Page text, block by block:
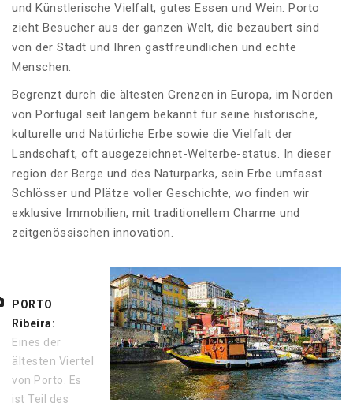
und Künstlerische Vielfalt, gutes Essen und Wein. Porto
zieht Besucher aus der ganzen Welt, die bezaubert sind
von der Stadt und Ihren gastfreundlichen und echte
Menschen.
Begrenzt durch die ältesten Grenzen in Europa, im Norden
von Portugal seit langem bekannt für seine historische,
kulturelle und Natürliche Erbe sowie die Vielfalt der
Landschaft, oft ausgezeichnet-Welterbe-status. In dieser
region der Berge und des Naturparks, sein Erbe umfasst
Schlösser und Plätze voller Geschichte, wo finden wir
exklusive Immobilien, mit traditionellem Charme und
zeitgenössischen innovation.
PORTO
Ribeira:
Eines der
ältesten Viertel
von Porto. Es
ist Teil des